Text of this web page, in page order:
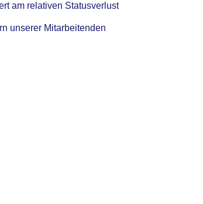
am relativen Statusverlust
unserer Mitarbeitenden